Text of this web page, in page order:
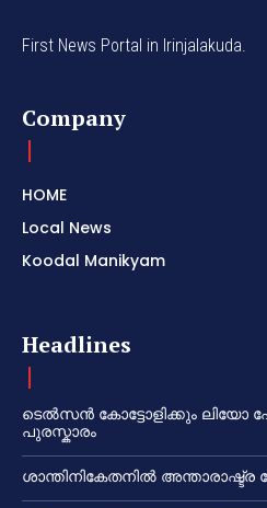
First News Portal in Irinjalakuda.
Company
HOME
Local News
Koodal Manikyam
Headlines
ടെൽസൻ കോട്ടോളിക്കും
പുരസ്കാരം
ശാന്തിനികേതനിൽ